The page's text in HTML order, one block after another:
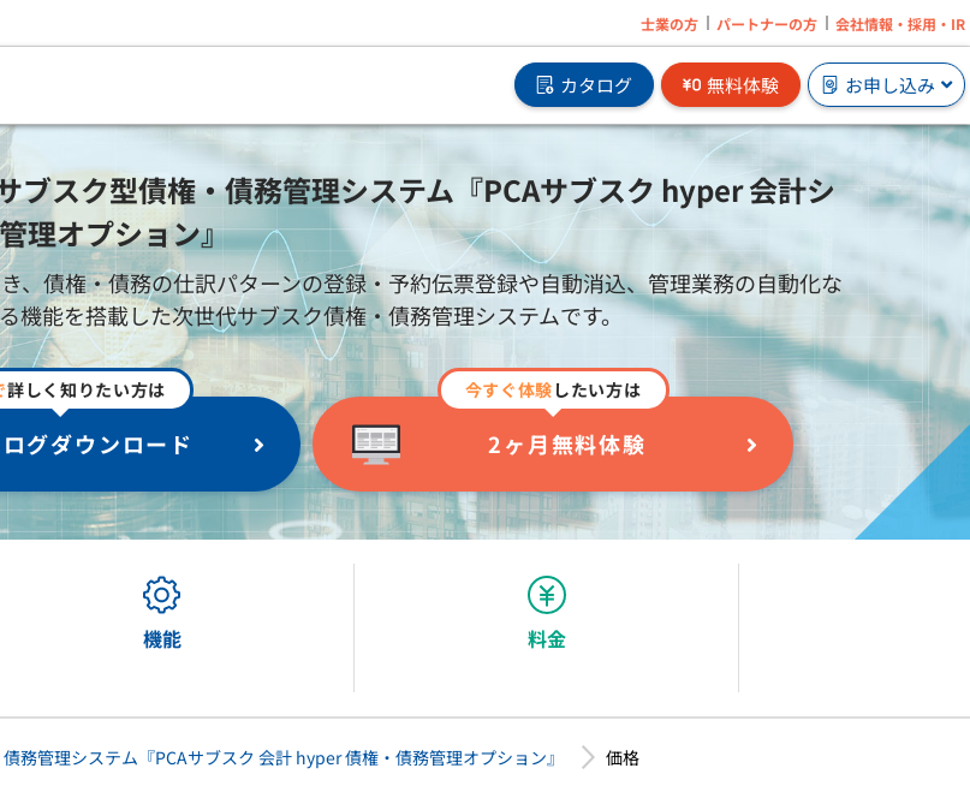
士業の方 パートナーの方 会社情報・採用・IR
を2ヶ月無料体験から
人事・給与
給与 hyper / 給与
人事管理 hyper /
人事管理
税務計算
固定資産 hyper /
固定資産
ペーパレス・デジタル化を推進するための追
加サービスです。
証憑電子保管「PCA Hub eDOC」
経費精算電子化「PCA Hub 経費精算」
人事労務電子化「PCA Hub HR Suite」
給与明細配信「PCA Hub 給与明細」
年末調整電子化「PCA Hub 年末調整」
身上申請電子化「PCA Hub 労務管理」
請求書明細配信「PCA Hub 取引明細」
PCA Hubの無料体験はこちら
オンプレで業務ソフトを2ヶ月無料体験から
はじめられます。
サブスクの無料体験はこちら
企業に必要なメンタルヘルス対策サービスを
オンラインで手軽に導入。
相談窓口アウトソーシング「MeIT」
メンタルヘルス研修「humany」
パルスサーベイ「Res-Q」
勤怠管理「クロノスPerformance」
方針
カタログ 無料体験 お申し込み
ブスク型債権・債務管理システム『PCAサブスク hyper 会計シ
理オプション』
、債権・債務の仕訳パターンの登録・予約伝票登録や自動消込、管理業務の自動化な
機能を搭載した次世代サブスク債権・債務管理システムです。
詳しく知りたい方は
グダウンロード
今すぐ体験 したい方は
2ヶ月無料体験
機能 料金
務管理システム『PCAサブスク 会計 hyper 債権・債務管理オプション』 価格